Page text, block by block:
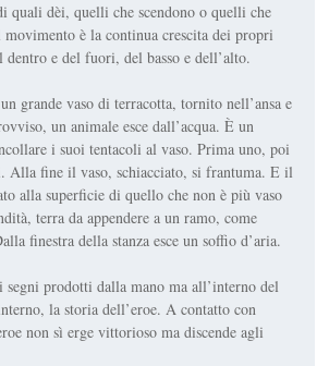
dèi, quelli che scendono o quelli che
è la continua crescita dei propri
e del fuori, del basso e dell’alto.
grande vaso di terracotta, tornito nell’ansa e
un animale esce dall’acqua. È un
i suoi tentacoli al vaso. Prima uno, poi
fine il vaso, schiacciato, si frantuma. E il
alla superficie di quello che non è più vaso
terra da appendere a un ramo, come
finestra della stanza esce un soffio d’aria.
segni prodotti dalla mano ma all’interno del
la storia dell’eroe. A contatto con
non sì erge vittorioso ma discende agli